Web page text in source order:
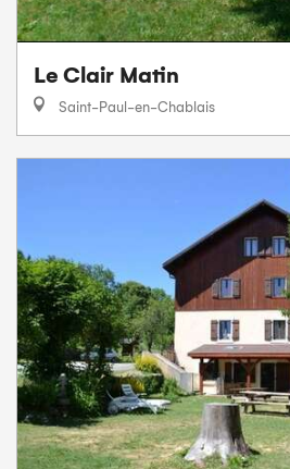
Le Clair Matin
Saint-Paul-en-Chablais